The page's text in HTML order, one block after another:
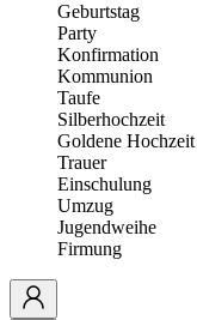
Geburtstag
Party
Konfirmation
Kommunion
Taufe
Silberhochzeit
Goldene Hochzeit
Trauer
Einschulung
Umzug
Jugendweihe
Firmung